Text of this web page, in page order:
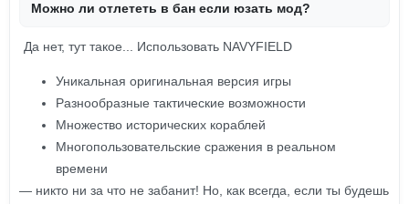
Можно ли отлететь в бан если юзать мод?
Да нет, тут такое... Использовать NAVYFIELD
Уникальная оригинальная версия игры
Разнообразные тактические возможности
Множество исторических кораблей
Многопользовательские сражения в реальном
времени
— никто ни за что не забанит! Но, как всегда, если ты будешь